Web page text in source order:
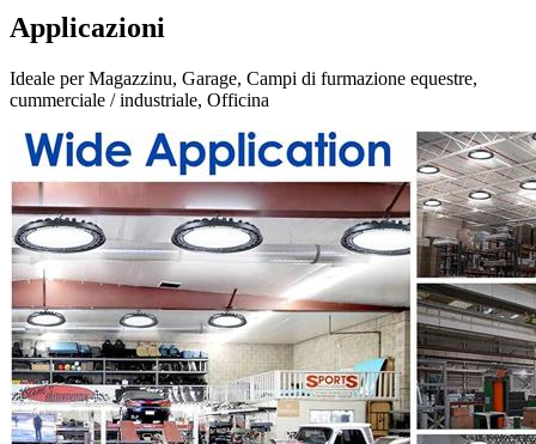
Applicazioni
Ideale per Magazzinu, Garage, Campi di furmazione equestre,
cummerciale / industriale, Officina